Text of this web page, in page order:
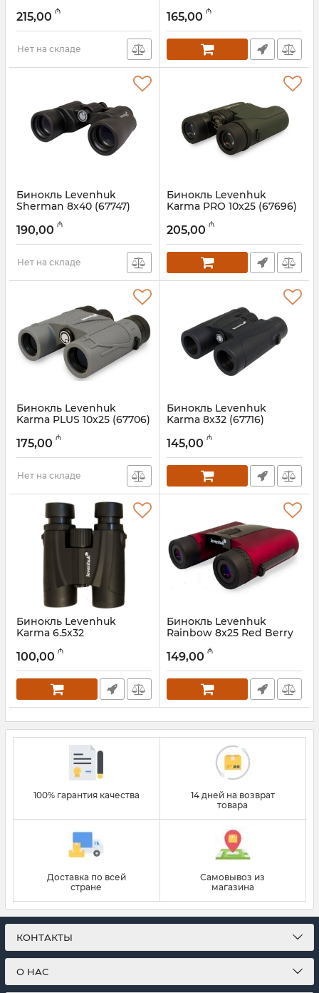
017026283
215,00 ₼
Нет на складе
017026284
165,00 ₼
Бинокль Levenhuk
Sherman 8x40 (67747)
017026287
190,00 ₼
Нет на складе
Бинокль Levenhuk
Karma PRO 10x25 (67696)
017026285
205,00 ₼
Бинокль Levenhuk
Karma PLUS 10x25 (67706)
017026282
175,00 ₼
Нет на складе
Бинокль Levenhuk
Karma 8x32 (67716)
017026281
145,00 ₼
Бинокль Levenhuk
Karma 6.5x32
017026280
100,00 ₼
Бинокль Levenhuk
Rainbow 8x25 Red Berry
Артикул:
149,00 ₼
100% гарантия качества
14 дней на возврат
товара
Доставка по всей
стране
Самовывоз из
магазина
КОНТАКТЫ
О НАС